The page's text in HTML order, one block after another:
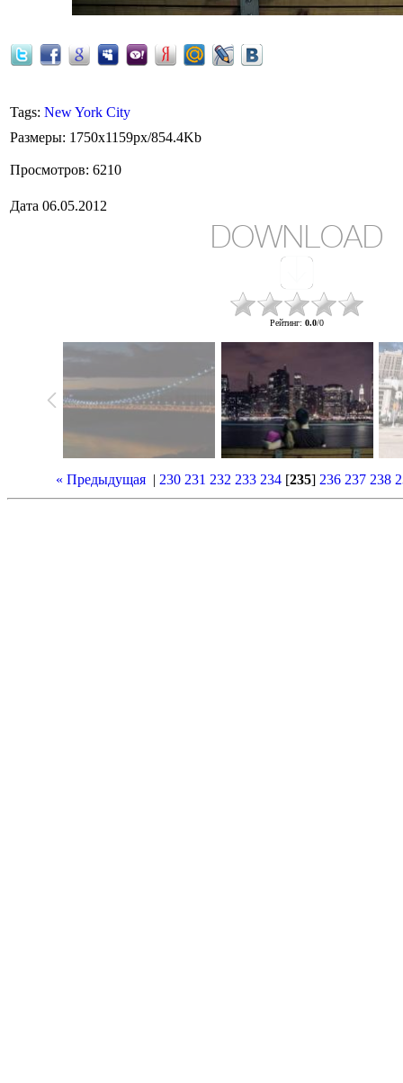
Tags: New York City
Размеры: 1750x1159px/854.4Kb
Просмотров: 6210
Дата 06.05.2012
DOWNLOAD
Рейтинг: 0.0/0
« Предыдущая | 230 231 232 233 234 [235] 236 237 238